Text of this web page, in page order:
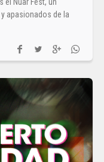
apasionados de la